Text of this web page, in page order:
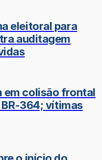
eleitoral para
auditagem
em colisão frontal
364; vítimas